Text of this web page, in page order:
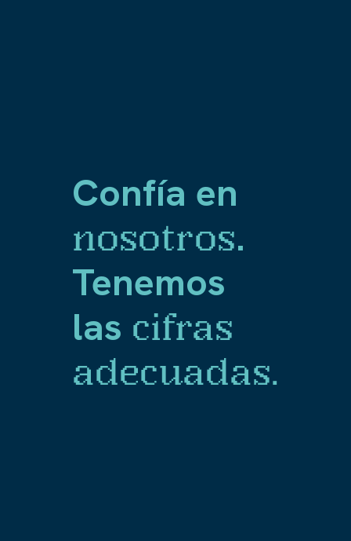
Confía en
nosotros.
Tenemos
las cifras
adecuadas.